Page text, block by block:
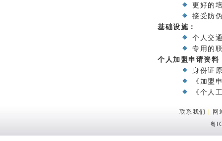
更好的
接受防
基础设施：
个人交
专用的
个人加盟申请资料
身份证
《加盟
《个人
联系我们
网
粤